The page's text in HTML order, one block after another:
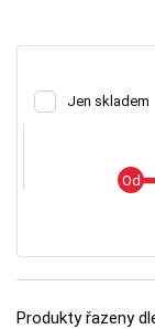
Jen skladem
Produkty řazeny